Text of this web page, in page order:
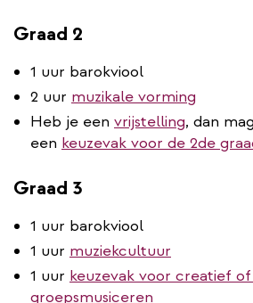
Graad 2
1 uur barokviool
2 uur muzikale vorming
Heb je een vrijstelling, dan
een keuzevak voor de 2de
Graad 3
1 uur barokviool
1 uur muziekcultuur
1 uur keuzevak voor creatief
groepsmusiceren